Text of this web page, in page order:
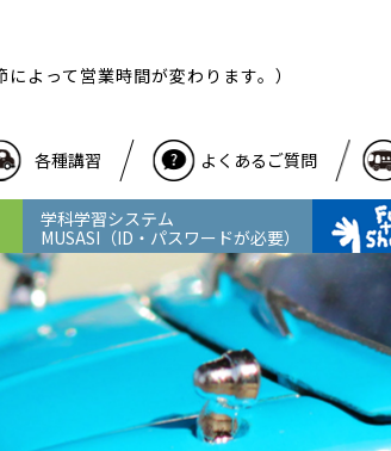
によって営業時間が変わります。）
各種講習 よくあるご質問
学科学習システム
MUSASI （ID・パスワードが必要）